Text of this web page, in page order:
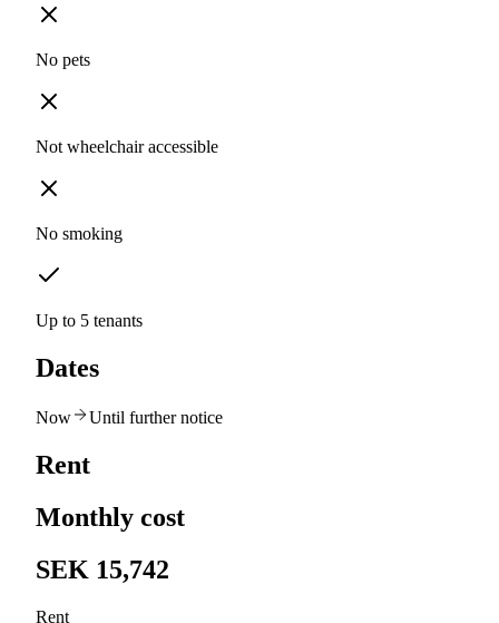
No pets
Not wheelchair accessible
No smoking
Up to 5 tenants
Dates
Now Until further notice
Rent
Monthly cost
SEK 15,742
Rent